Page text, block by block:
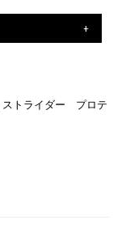
ストライダー プロテ